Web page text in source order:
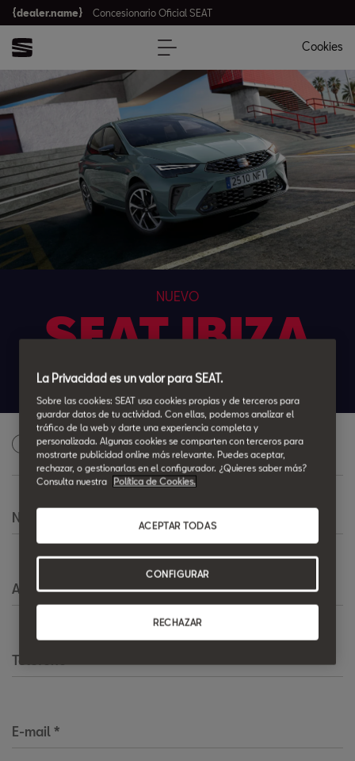
{dealer.name} Concesionario Oficial SEAT
Cookies
NUEVO
SEAT IBIZA
Desde 15.700€*
Solicita una oferta personalizada
Nombre
Apellido*
Teléfono
E-mail *
La Privacidad es un valor para SEAT.
Sobre las cookies: SEAT usa cookies propias y de terceros para
guardar datos de tu actividad. Con ellas, podemos analizar el
tráfico de la web y darte una experiencia completa y
personalizada. Algunas cookies se comparten con terceros para
mostrarte publicidad online más relevante. Puedes aceptar,
rechazar, o gestionarlas en el configurador. ¿Quieres saber más?
Consulta nuestra
Política de Cookies.
RECHAZAR
ACEPTAR TODAS
CONFIGURAR